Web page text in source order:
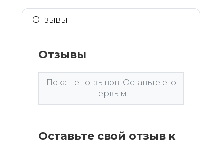
Отзывы
Отзывы
Пока нет отзывов. Оставьте его
первым!
Оставьте свой отзыв к